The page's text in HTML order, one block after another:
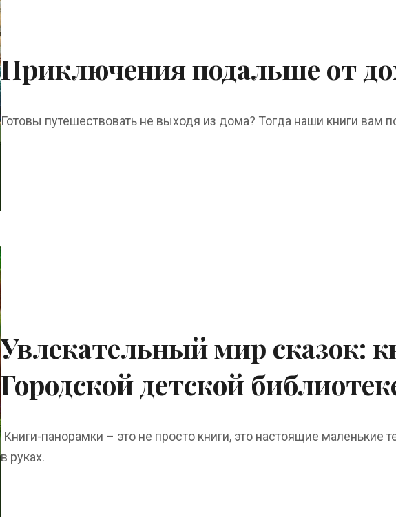
Приключения подальше от
Готовы путешествовать не выходя из дома? Тогда наши книги вам
Увлекательный мир сказок:
Городской детской
Книги-панорамки – это не просто книги, это настоящие маленькие
в руках.